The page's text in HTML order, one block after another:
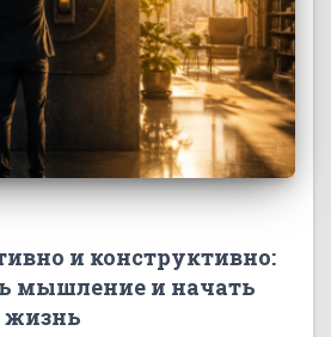
и конструктивно:
мышление и начать
жизнь